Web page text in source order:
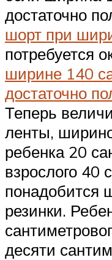
достаточно
шорт при
потребуется
ширине 140
достаточно
Теперь
ленты,
ребенка 20
взрослого 40
понадобится
резинки.
десяти